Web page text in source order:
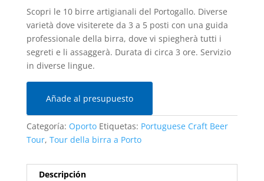
Scopri le 10 birre artigianali del Portogallo. Diverse
varietà dove visiterete da 3 a 5 posti con una guida
professionale della birra, dove vi spiegherà tutti i
segreti e li assaggerà. Durata di circa 3 ore. Servizio
in diverse lingue.
Añade al presupuesto
Categoría: Oporto Etiquetas: Portuguese Craft Beer
Tour, Tour della birra a Porto
Descripción